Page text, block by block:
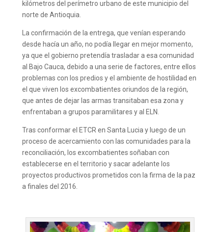
kilómetros del perímetro urbano de este municipio del
norte de Antioquia.
La confirmación de la entrega, que venían esperando
desde hacía un año, no podía llegar en mejor momento,
ya que el gobierno pretendía trasladar a esa comunidad
al Bajo Cauca, debido a una serie de factores, entre ellos
problemas con los predios y el ambiente de hostilidad en
el que viven los excombatientes oriundos de la región,
que antes de dejar las armas transitaban esa zona y
enfrentaban a grupos paramilitares y al ELN.
Tras conformar el ETCR en Santa Lucia y luego de un
proceso de acercamiento con las comunidades para la
reconciliación, los excombatientes soñaban con
establecerse en el territorio y sacar adelante los
proyectos productivos prometidos con la firma de la paz
a finales del 2016.